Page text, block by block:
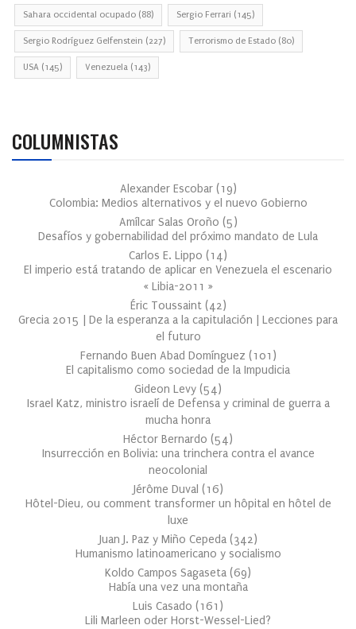
Sahara occidental ocupado (88) Sergio Ferrari (145)
Sergio Rodríguez Gelfenstein (227) Terrorismo de Estado (80)
USA (145) Venezuela (143)
COLUMNISTAS
Alexander Escobar (19)
Colombia: Medios alternativos y el nuevo Gobierno
Amílcar Salas Oroño (5)
Desafíos y gobernabilidad del próximo mandato de Lula
Carlos E. Lippo (14)
El imperio está tratando de aplicar en Venezuela el escenario
« Libia-2011 »
Éric Toussaint (42)
Grecia 2015 | De la esperanza a la capitulación | Lecciones para
el futuro
Fernando Buen Abad Domínguez (101 )
El capitalismo como sociedad de la Impudicia
Gideon Levy (54)
Israel Katz, ministro israelí de Defensa y criminal de guerra a
mucha honra
Héctor Bernardo (54)
Insurrección en Bolivia: una trinchera contra el avance
neocolonial
Jérôme Duval (16)
Hôtel-Dieu, ou comment transformer un hôpital en hôtel de
luxe
Juan J. Paz y Miño Cepeda (342)
Humanismo latinoamericano y socialismo
Koldo Campos Sagaseta (69)
Había una vez una montaña
Luis Casado (161 )
Lili Marleen oder Horst-Wessel-Lied?